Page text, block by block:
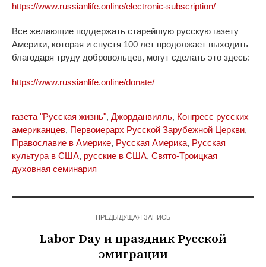
https://www.russianlife.online/electronic-subscription/
Все желающие поддержать старейшую русскую газету
Америки, которая и спустя 100 лет продолжает выходить
благодаря труду добровольцев, могут сделать это здесь:
https://www.russianlife.online/donate/
газета "Русская жизнь", Джорданвилль, Конгресс русских
американцев, Первоиерарх Русской Зарубежной Церкви,
Православие в Америке, Русская Америка, Русская
культура в США, русские в США, Свято-Троицкая
духовная семинария
ПРЕДЫДУЩАЯ ЗАПИСЬ
Labor Day и праздник Русской
эмиграции